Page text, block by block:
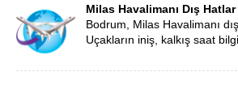
Milas Havalimanı Dış
Bodrum, Milas Havalimanı
Uçakların iniş, kalkış saat